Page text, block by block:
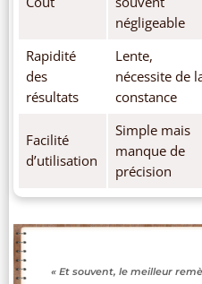
négligeable
Rapidité
des
résultats
Lente,
nécessite de
constance
Facilité
d’utilisation
Simple mais
manque de
précision
« Et souvent, le meilleur